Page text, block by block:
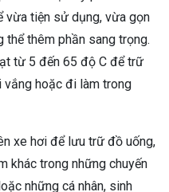
vừa tiện sử dụng, vừa gọn
thể thêm phần sang trọng.
từ 5 đến 65 độ C để trữ
hoặc đi làm trong
xe hơi để lưu trữ đồ uống,
khác trong những chuyến
những cá nhân, sinh